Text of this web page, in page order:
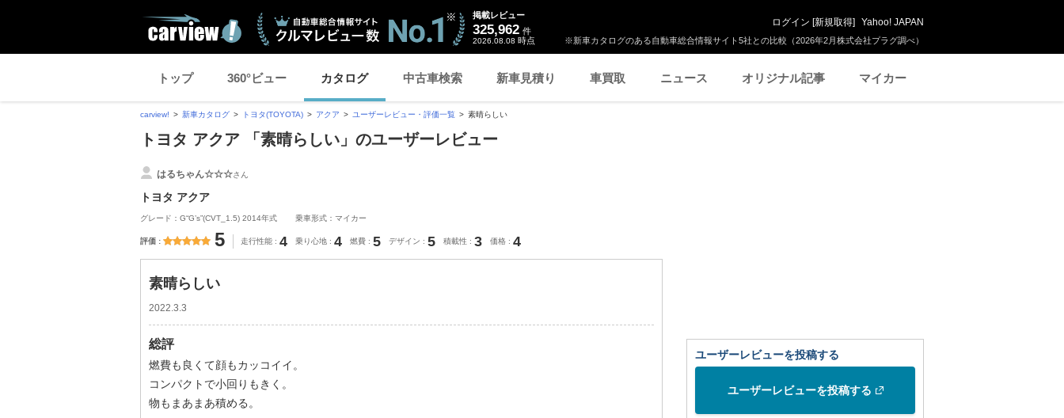
※新車カタログのある自動車総合情報サイト5社との比較（2026年2月株式会社プラグ調べ）
掲載レビュー
325,962 件
2026.08.08 時点
ログイン [新規取得] Yahoo! JAPAN
トップ 360°ビュー カタログ 中古車検索 新車見積り 車買取 ニュース オリジナル記事 マイカー
carview! 新車カタログ トヨタ(TOYOTA) アクア ユーザーレビュー・評価一覧 素晴らしい
トヨタ アクア 「素晴らしい」のユーザーレビュー
はるちゃん☆☆☆さん
トヨタ アクア
グレード：G“G’s”(CVT_1.5) 2014年式 乗車形式：マイカー
評価 5 走行性能 4 乗り心地 4 燃費 5 デザイン 5 積載性 3 価格 4
素晴らしい
2022.3.3
総評
燃費も良くて顔もカッコイイ。
コンパクトで小回りもきく。
物もまあまあ積める。
ユーザーレビューを投稿する
ユーザーレビューを投稿する